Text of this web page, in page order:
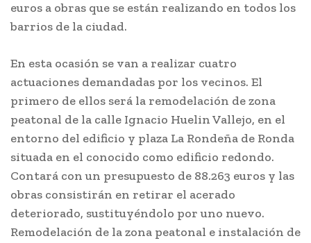
euros a obras que se están realizando en todos los
barrios de la ciudad.
En esta ocasión se van a realizar cuatro
actuaciones demandadas por los vecinos. El
primero de ellos será la remodelación de zona
peatonal de la calle Ignacio Huelin Vallejo, en el
entorno del edificio y plaza La Rondeña de Ronda
situada en el conocido como edificio redondo.
Contará con un presupuesto de 88.263 euros y las
obras consistirán en retirar el acerado
deteriorado, sustituyéndolo por uno nuevo.
Remodelación de la zona peatonal e instalación de